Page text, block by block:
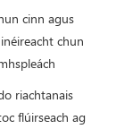
cinn agus
chun
riachtanais
flúirseach ag